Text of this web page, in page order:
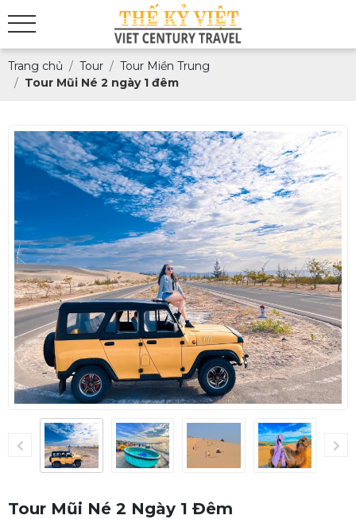
Trang chủ Tour
Tour Miền Trung
Tour Mũi Né 2 ngày 1 đêm
Tour Mũi Né 2 Ngày 1 Đêm